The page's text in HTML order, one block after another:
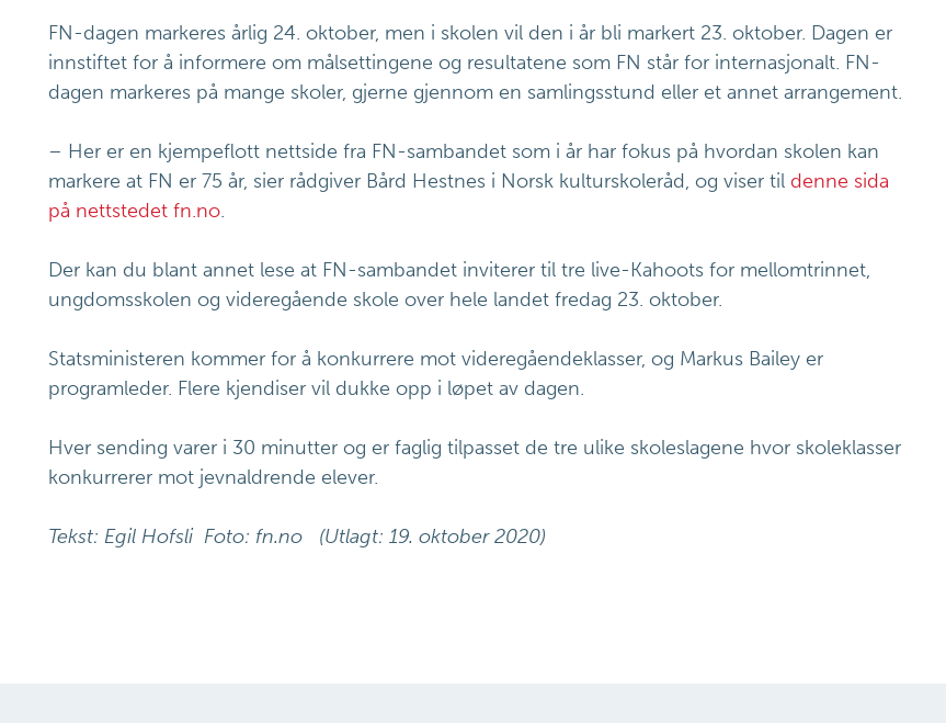
FN-dagen markeres årlig 24. oktober, men i skolen vil den i år bli markert 23. oktober. Dagen er
innstiftet for å informere om målsettingene og resultatene som FN står for internasjonalt. FN-
dagen markeres på mange skoler, gjerne gjennom en samlingsstund eller et annet arrangement.
– Her er en kjempeflott nettside fra FN-sambandet som i år har fokus på hvordan skolen kan
markere at FN er 75 år, sier rådgiver Bård Hestnes i Norsk kulturskoleråd, og viser til denne sida
på nettstedet fn.no.
Der kan du blant annet lese at FN-sambandet inviterer til tre live-Kahoots for mellomtrinnet,
ungdomsskolen og videregående skole over hele landet fredag 23. oktober.
Statsministeren kommer for å konkurrere mot videregåendeklasser, og Markus Bailey er
programleder. Flere kjendiser vil dukke opp i løpet av dagen.
Hver sending varer i 30 minutter og er faglig tilpasset de tre ulike skoleslagene hvor skoleklasser
konkurrerer mot jevnaldrende elever.
Tekst: Egil Hofsli Foto: fn.no (Utlagt: 19. oktober 2020)